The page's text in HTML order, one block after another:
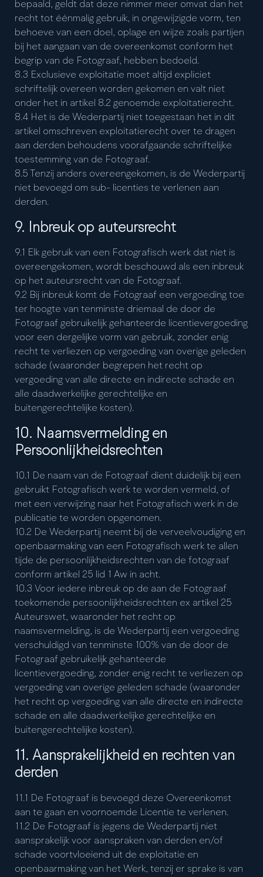
bepaald, geldt dat deze nimmer meer omvat dan het
recht tot éénmalig gebruik, in ongewijzigde vorm, ten
behoeve van een doel, oplage en wijze zoals partijen
bij het aangaan van de overeenkomst conform het
begrip van de Fotograaf, hebben bedoeld.
8.3 Exclusieve exploitatie moet altijd expliciet
schriftelijk overeen worden gekomen en valt niet
onder het in artikel 8.2 genoemde exploitatierecht.
8.4 Het is de Wederpartij niet toegestaan het in dit
artikel omschreven exploitatierecht over te dragen
aan derden behoudens voorafgaande schriftelijke
toestemming van de Fotograaf.
8.5 Tenzij anders overeengekomen, is de Wederpartij
niet bevoegd om sub- licenties te verlenen aan
derden.
9. Inbreuk op auteursrecht
9.1 Elk gebruik van een Fotografisch werk dat niet is
overeengekomen, wordt beschouwd als een inbreuk
op het auteursrecht van de Fotograaf.
9.2 Bij inbreuk komt de Fotograaf een vergoeding toe
ter hoogte van tenminste driemaal de door de
Fotograaf gebruikelijk gehanteerde licentievergoeding
voor een dergelijke vorm van gebruik, zonder enig
recht te verliezen op vergoeding van overige geleden
schade (waaronder begrepen het recht op
vergoeding van alle directe en indirecte schade en
alle daadwerkelijke gerechtelijke en
buitengerechtelijke kosten).
10. Naamsvermelding en
Persoonlijkheidsrechten
10.1 De naam van de Fotograaf dient duidelijk bij een
gebruikt Fotografisch werk te worden vermeld, of
met een verwijzing naar het Fotografisch werk in de
publicatie te worden opgenomen.
10.2 De Wederpartij neemt bij de verveelvoudiging en
openbaarmaking van een Fotografisch werk te allen
tijde de persoonlijkheidsrechten van de fotograaf
conform artikel 25 lid 1 Aw in acht.
10.3 Voor iedere inbreuk op de aan de Fotograaf
toekomende persoonlijkheidsrechten ex artikel 25
Auteurswet, waaronder het recht op
naamsvermelding, is de Wederpartij een vergoeding
verschuldigd van tenminste 100% van de door de
Fotograaf gebruikelijk gehanteerde
licentievergoeding, zonder enig recht te verliezen op
vergoeding van overige geleden schade (waaronder
het recht op vergoeding van alle directe en indirecte
schade en alle daadwerkelijke gerechtelijke en
buitengerechtelijke kosten).
11. Aansprakelijkheid en rechten van
derden
11.1 De Fotograaf is bevoegd deze Overeenkomst
aan te gaan en voornoemde Licentie te verlenen.
11.2 De Fotograaf is jegens de Wederpartij niet
aansprakelijk voor aanspraken van derden en/of
schade voortvloeiend uit de exploitatie en
openbaarmaking van het Werk, tenzij er sprake is van